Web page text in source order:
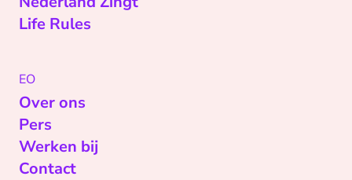
Life Rules
EO
Over ons
Pers
Werken bij
Contact